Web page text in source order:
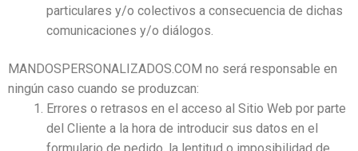
particulares y/o colectivos a consecuencia de dichas
comunicaciones y/o diálogos.
MANDOSPERSONALIZADOS.COM no será responsable en
ningún caso cuando se produzcan:
Errores o retrasos en el acceso al Sitio Web por parte
del Cliente a la hora de introducir sus datos en el